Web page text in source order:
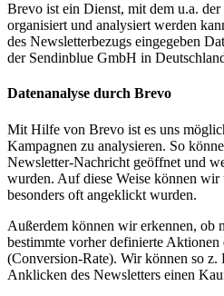
Brevo ist ein Dienst, mit dem u.a.
organisiert und analysiert werden
des Newsletterbezugs eingegeben
der Sendinblue GmbH in
Datenanalyse durch Brevo
Mit Hilfe von Brevo ist es uns
Kampagnen zu analysieren. So
Newsletter-Nachricht geöffnet und
wurden. Auf diese Weise können
besonders oft angeklickt wurden.
Außerdem können wir erkennen, ob
bestimmte vorher definierte
(Conversion-Rate). Wir können so z.
Anklicken des Newsletters einen